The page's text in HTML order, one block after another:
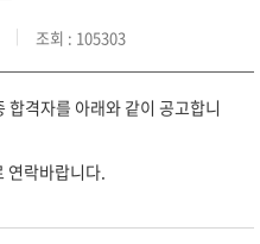
조회 : 105303
격자를 아래와 같이 공고합니
락바랍니다.